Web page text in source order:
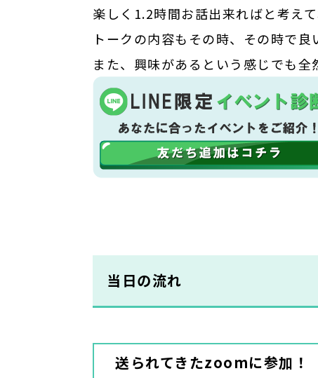
楽しく1.2時間お話出来ればと考えて
トークの内容もその時、その時で
また、興味があるという感じでも
当日の流れ
送られてきたzoomに参加！